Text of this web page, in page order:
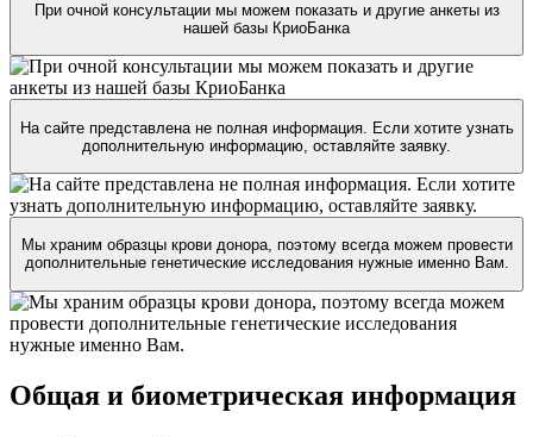
При очной консультации мы можем показать и другие анкеты из
нашей базы КриоБанка
На сайте представлена не полная информация. Если хотите узнать
дополнительную информацию, оставляйте заявку.
Мы храним образцы крови донора, поэтому всегда можем провести
дополнительные генетические исследования нужные именно Вам.
Общая и биометрическая информация